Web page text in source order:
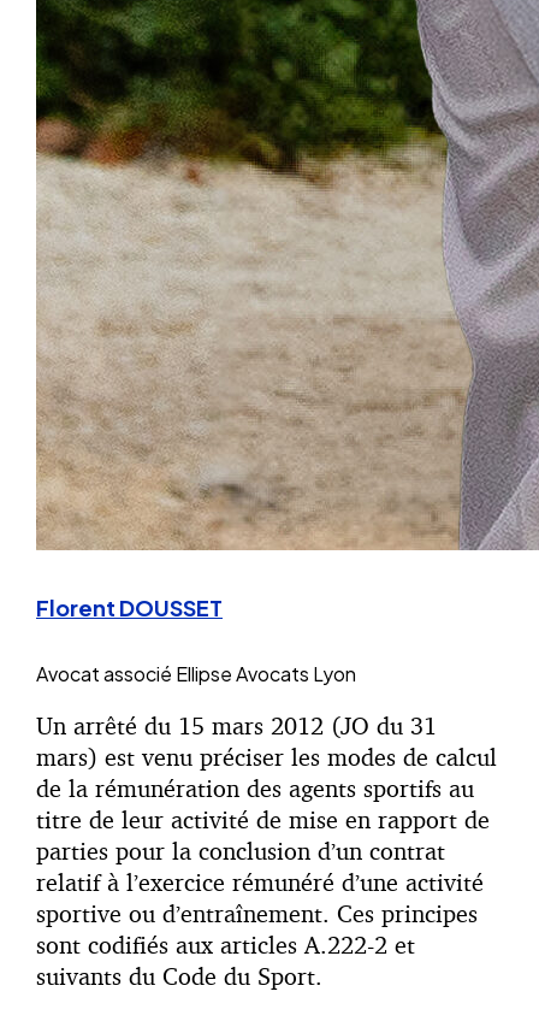
Florent DOUSSET
Avocat associé Ellipse Avocats Lyon
Un arrêté du 15 mars 2012 (JO du 31
mars) est venu préciser les modes de calcul
de la rémunération des agents sportifs au
titre de leur activité de mise en rapport de
parties pour la conclusion d’un contrat
relatif à l’exercice rémunéré d’une activité
sportive ou d’entraînement. Ces principes
sont codifiés aux articles A.222-2 et
suivants du Code du Sport.